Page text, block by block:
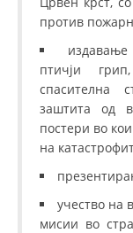
против
птичји
спасителна
заштита од
постери во
на
учество на
мисии во